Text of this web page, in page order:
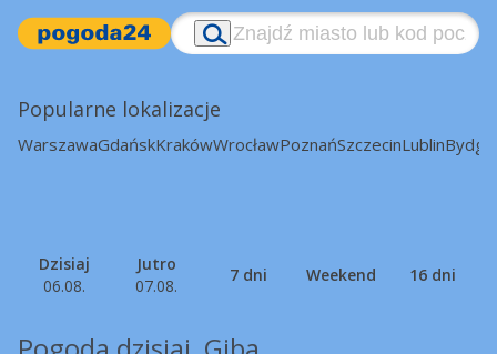
Popularne lokalizacje
WarszawaGdańskKrakówWrocławPoznańSzczecinLublin
Dzisiaj
06.08.
Jutro
07.08.
7 dni Weekend 16 dni